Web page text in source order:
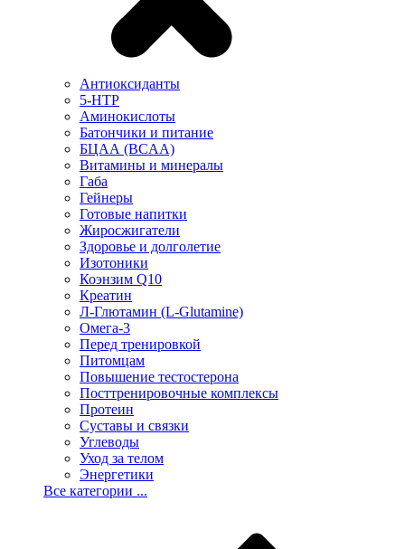
Антиоксиданты
5-HTP
Аминокислоты
Батончики и питание
БЦАА (BCAA)
Витамины и минералы
Габа
Гейнеры
Готовые напитки
Жиросжигатели
Здоровье и долголетие
Изотоники
Коэнзим Q10
Креатин
Л-Глютамин (L-Glutamine)
Омега-3
Перед тренировкой
Питомцам
Повышение тестостерона
Посттренировочные комплексы
Протеин
Суставы и связки
Углеводы
Уход за телом
Энергетики
Все категории ...